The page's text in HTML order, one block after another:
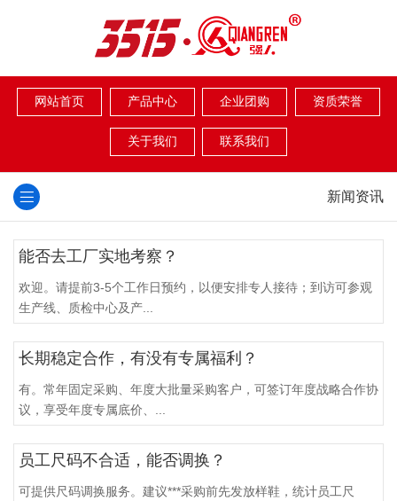
网站首页 产品中心 企业团购 资质荣誉
关于我们 联系我们
新闻资讯
能否去工厂实地考察？
欢迎。请提前3-5个工作日预约，以便安排专人接待；到访可参观
生产线、质检中心及产...
长期稳定合作，有没有专属福利？
有。常年固定采购、年度大批量采购客户，可签订年度战略合作协
议，享受年度专属底价、...
员工尺码不合适，能否调换？
可提供尺码调换服务。建议***采购前先发放样鞋，统计员工尺